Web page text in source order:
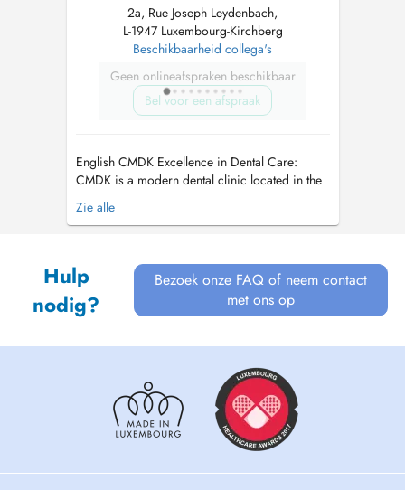
2a, Rue Joseph Leydenbach,
L-1947 Luxembourg-Kirchberg
Beschikbaarheid collega's
Geen onlineafspraken beschikbaar
Bel voor een afspraak
English CMDK Excellence in Dental Care:
CMDK is a modern dental clinic located in the
heart of Kirchberg, Luxembourg, combining
advanced dentistry with personalized patient
technology. We provide a full ran...
Zie alle
Hulp
nodig?
Bezoek onze FAQ of neem contact
met ons op